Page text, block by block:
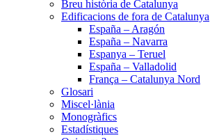
Breu història de Catalunya
Edificacions de fora de Catalunya
España – Aragón
España – Navarra
Espanya – Teruel
España – Valladolid
França – Catalunya Nord
Glosari
Miscel·lània
Monogràfics
Estadístiques